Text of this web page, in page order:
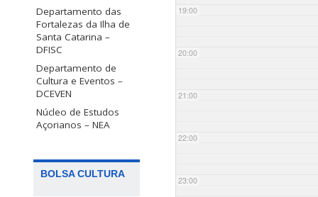
Departamento das
Fortalezas da Ilha de
Santa Catarina –
DFISC
Departamento de
Cultura e Eventos –
DCEVEN
Núcleo de Estudos
Açorianos – NEA
BOLSA CULTURA
19:00
20:00
21:00
22:00
23:00